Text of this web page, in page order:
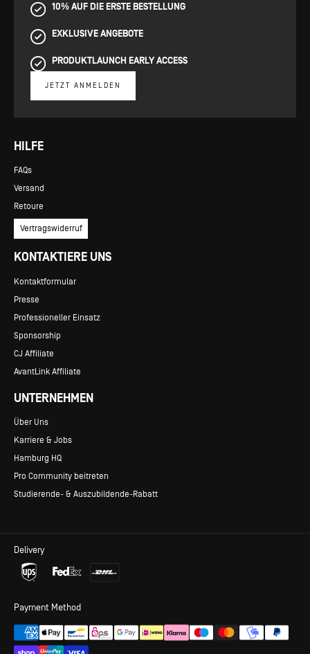
HILFE
FAQs
Versand
Retoure
Vertragswiderruf
KONTAKTIERE UNS
Kontaktformular
Presse
Professioneller Einsatz
Sponsorship
CJ Affiliate
AvantLink Affiliate
UNTERNEHMEN
Über Uns
Karriere & Jobs
Hamburg HQ
Pro Community beitreten
Studierende- & Auszubildende-Rabatt
10% AUF DIE ERSTE BESTELLUNG
EXKLUSIVE ANGEBOTE
PRODUKTLAUNCH EARLY ACCESS
JETZT ANMELDEN
Delivery
Payment Method